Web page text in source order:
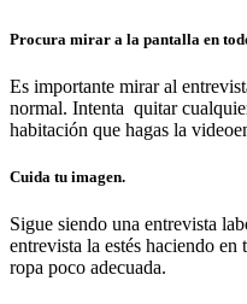
Procura mirar a la pantalla en
Es importante mirar al
normal. Intenta quitar
habitación que hagas la
Cuida tu imagen.
Sigue siendo una entrevista
entrevista la estés haciendo
ropa poco adecuada.